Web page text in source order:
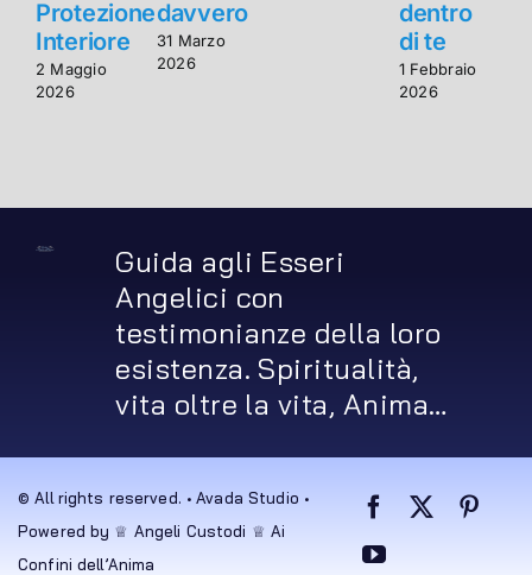
Protezione
Interiore
2 Maggio
2026
davvero
31 Marzo
2026
dentro
di te
1 Febbraio
2026
Guida agli Esseri
Angelici con
testimonianze della loro
esistenza. Spiritualità,
vita oltre la vita, Anima…
© All rights reserved. • Avada Studio •
Powered by ♕ Angeli Custodi ♕ Ai
Confini dell’Anima